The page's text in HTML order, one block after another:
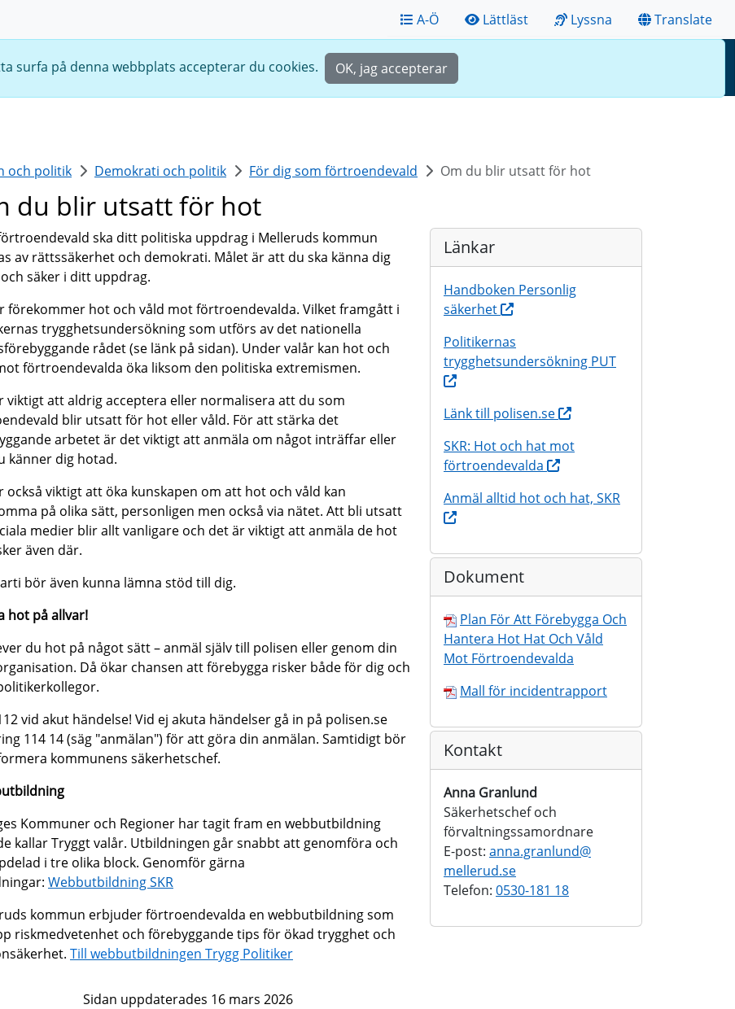
A-Ö Lättläst Lyssna
Translate
surfa på denna webbplats accepterar du cookies. OK, jag accepterar
och politik Demokrati och politik För dig som förtroendevald Om du blir utsatt för hot
du blir utsatt för hot
ska ditt politiska uppdrag i Melleruds kommun
av rättssäkerhet och demokrati. Målet är att du ska känna dig
säker i ditt uppdrag.
förekommer hot och våld mot förtroendevalda. Vilket framgått i
trygghetsundersökning som utförs av det nationella
rådet (se länk på sidan). Under valår kan hot och
förtroendevalda öka liksom den politiska extremismen.
viktigt att aldrig acceptera eller normalisera att du som
blir utsatt för hot eller våld. För att stärka det
arbetet är det viktigt att anmäla om något inträffar eller
känner dig hotad.
också viktigt att öka kunskapen om att hot och våld kan
på olika sätt, personligen men också via nätet. Att bli utsatt
medier blir allt vanligare och det är viktigt att anmäla de hot
även där.
bör även kunna lämna stöd till dig.
hot på allvar!
du hot på något sätt – anmäl själv till polisen eller genom din
Då ökar chansen att förebygga risker både för dig och
vid akut händelse! Vid ej akuta händelser gå in på polisen.se
114 14 (säg "anmälan") för att göra din anmälan. Samtidigt bör
kommunens säkerhetschef.
Kommuner och Regioner har tagit fram en webbutbildning
kallar Tryggt valår. Utbildningen går snabbt att genomföra och
i tre olika block. Genomför gärna
Webbutbildning SKR
kommun erbjuder förtroendevalda en webbutbildning som
riskmedvetenhet och förebyggande tips för ökad trygghet och
Till webbutbildningen Trygg Politiker
Länkar
Handboken Personlig
säkerhet
Politikernas
trygghetsundersökning PUT
Länk till polisen.se
SKR: Hot och hat mot
förtroendevalda
Anmäl alltid hot och hat, SKR
Dokument
Plan För Att Förebygga Och
Hantera Hot Hat Och Våld
Mot Förtroendevalda
Mall för incidentrapport
Kontakt
Anna Granlund
Säkerhetschef och
förvaltningssamordnare
E-post: anna.granlund@
mellerud.se
Telefon: 0530-181 18
Sidan uppdaterades 16 mars 2026